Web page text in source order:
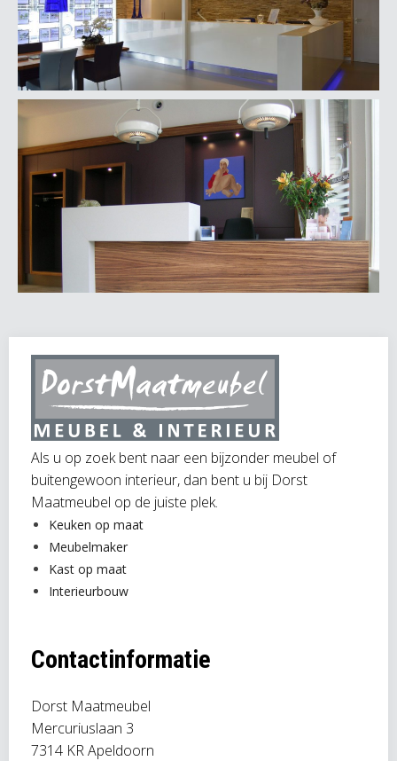
Als u op zoek bent naar een bijzonder meubel of
buitengewoon interieur, dan bent u bij Dorst
Maatmeubel op de juiste plek.
Keuken op maat
Meubelmaker
Kast op maat
Interieurbouw
Contactinformatie
Dorst Maatmeubel
Mercuriuslaan 3
7314 KR Apeldoorn